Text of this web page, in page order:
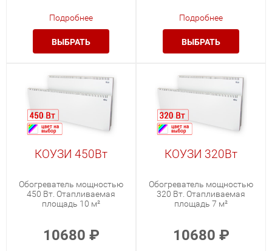
Подробнее
ВЫБРАТЬ
Подробнее
ВЫБРАТЬ
КОУЗИ 450Вт
Обогреватель мощностью
450 Вт. Отапливаемая
площадь 10 м²
10680 ₽
КОУЗИ 320Вт
Обогреватель мощностью
320 Вт. Отапливаемая
площадь 7 м²
10680 ₽